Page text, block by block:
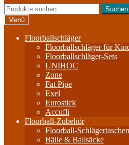
Suche
nach:
Suchen
Menü
Floorballschläger
Floorballschläger für
Floorballschläger-Sets
UNIHOC
Zone
Fat Pipe
Exel
Eurostick
Accufli
Floorball-Zubehör
Floorball-Schlägertaschen
Bälle & Ballsäcke